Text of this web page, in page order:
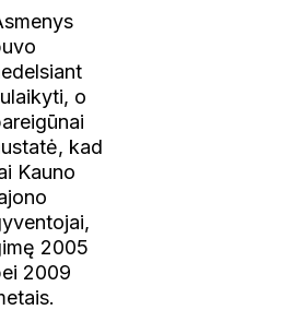
o
kad
Kauno
2005
2009